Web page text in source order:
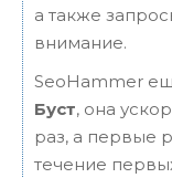
а также
внимание.
SeoHammer
Буст, она
раз, а первые
течение